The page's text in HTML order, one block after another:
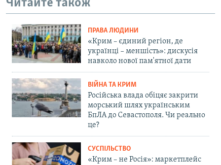
Читайте також
ПРАВА ЛЮДИНИ
«Крим – єдиний регіон, де
українці – меншість»: дискусія
навколо нової пам'ятної дати
ВІЙНА ТА КРИМ
Російська влада обіцяє закрити
морський шлях українським
БпЛА до Севастополя. Чи реально
це?
СУСПІЛЬСТВО
«Крим – не Росія»: маркетплейс